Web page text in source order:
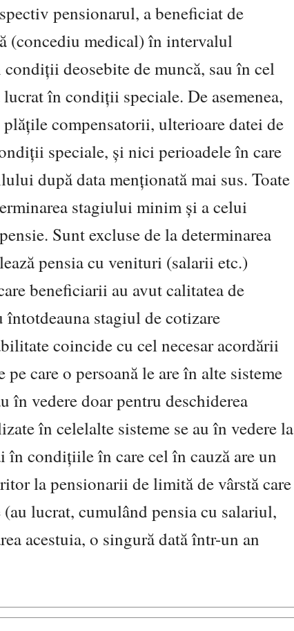
pensionarul, a beneficiat de
(concediu medical) în intervalul
deosebite de muncă, sau în cel
în condiții speciale. De asemenea,
compensatorii, ulterioare datei de
speciale, și nici perioadele în care
după data menționată mai sus. Toate
stagiului minim și a celui
Sunt excluse de la determinarea
pensia cu venituri (salarii etc.)
beneficiarii au avut calitatea de
întotdeauna stagiul de cotizare
coincide cu cel necesar acordării
care o persoană le are în alte sisteme
în vedere doar pentru deschiderea
în celelalte sisteme se au în vedere la
în condițiile în care cel în cauză are un
la pensionarii de limită de vârstă care
lucrat, cumulând pensia cu salariul,
acestuia, o singură dată într-un an